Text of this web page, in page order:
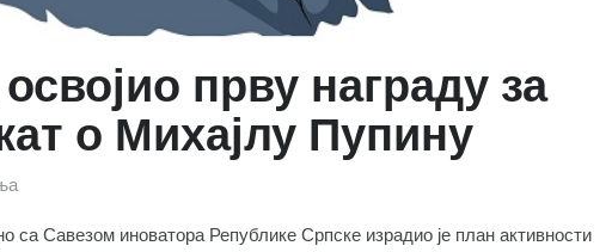
прву награду за
о Михајлу Пупину
са Савезом иноватора Републике Српске израдио је план активности